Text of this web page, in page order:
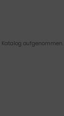
Katalog aufgenommen.